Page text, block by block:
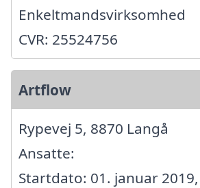
Enkeltmandsvirksomhed
CVR: 25524756
Artflow
Rypevej 5, 8870 Langå
Ansatte:
Startdato: 01. januar 2019,